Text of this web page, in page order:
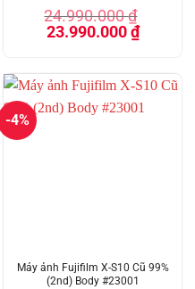
₫.
24.990.000₫
Giá
gốc
23.990.000₫Giá
hiện
-4%
Máy ảnh Fujifilm X-S10 Cũ 99%
(2nd) Body #23001